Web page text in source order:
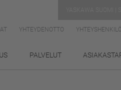
YHTEYDENOTTO
PALVELUT